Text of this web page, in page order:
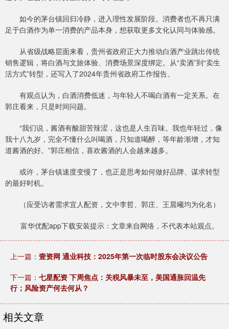
如今的茅台镇回归冷静，进入理性发展阶段。消费者也不再只满
足于白酒作为单一消费的产品本身，想获取更多文化认同与体验感。
从省级战略层面来看，贵州省政府正大力推动白酒产业跳出传统
销售逻辑，将白酒与文旅体验、消费场景深度绑定。从“卖酒”到“卖生
活方式”转型，还写入了2024年贵州省政府工作报告。
有观点认为，白酒消费低迷，与年轻人不喝白酒有一定关系。在
郭庄看来，只是时间问题。
“我们说，酱酒有酸甜苦辣涩，这也是人生百味。我也年轻过，像
我十八九岁，完全不懂什么叫喝酒，只知道喝醉，等年龄渐增，才知
道酱酒的好。”郭庄相信，喜欢酱酒的人会越来越多。
或许，茅台镇速度变慢了，也正是思考如何做好品牌、谋求转型
的最好时机。
（应受访者需求宜人配资，文中李哲、郭庄、王晨曦均为化名）
富华优配app下载安装提示：文章来自网络，不代表本站观点。
上一篇： 壹资网 通业科技：2025年第一次临时股东会决议公告
下一篇： 七星配资 下周焦点：关税风暴未至，美国通胀回温先
行；风险资产何去何从？
相关文章